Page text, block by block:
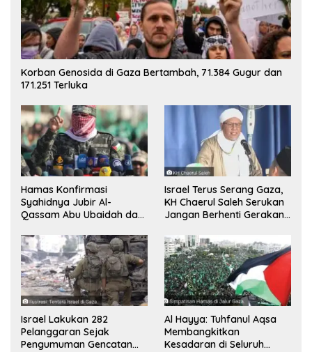
Korban Genosida di Gaza Bertambah, 71.384 Gugur dan
171.251 Terluka
Hamas Konfirmasi
Syahidnya Jubir Al-
Qassam Abu Ubaidah dan
Sinwar
Israel Terus Serang Gaza,
KH Chaerul Saleh Serukan
Jangan Berhenti Gerakan
Israel Lakukan 282
Pelanggaran Sejak
Pengumuman Gencatan
Al Hayya: Tuhfanul Aqsa
Membangkitkan
Kesadaran di Seluruh